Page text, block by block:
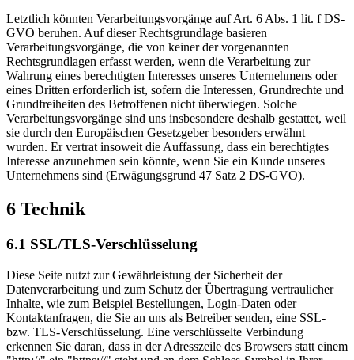
Letztlich könnten Verarbeitungsvorgänge auf Art. 6 Abs. 1 lit. f DS-
GVO beruhen. Auf dieser Rechtsgrundlage basieren
Verarbeitungsvorgänge, die von keiner der vorgenannten
Rechtsgrundlagen erfasst werden, wenn die Verarbeitung zur
Wahrung eines berechtigten Interesses unseres Unternehmens oder
eines Dritten erforderlich ist, sofern die Interessen, Grundrechte und
Grundfreiheiten des Betroffenen nicht überwiegen. Solche
Verarbeitungsvorgänge sind uns insbesondere deshalb gestattet, weil
sie durch den Europäischen Gesetzgeber besonders erwähnt
wurden. Er vertrat insoweit die Auffassung, dass ein berechtigtes
Interesse anzunehmen sein könnte, wenn Sie ein Kunde unseres
Unternehmens sind (Erwägungsgrund 47 Satz 2 DS-GVO).
6 Technik
6.1 SSL/TLS-Verschlüsselung
Diese Seite nutzt zur Gewährleistung der Sicherheit der
Datenverarbeitung und zum Schutz der Übertragung vertraulicher
Inhalte, wie zum Beispiel Bestellungen, Login-Daten oder
Kontaktanfragen, die Sie an uns als Betreiber senden, eine SSL-
bzw. TLS-Verschlüsselung. Eine verschlüsselte Verbindung
erkennen Sie daran, dass in der Adresszeile des Browsers statt einem